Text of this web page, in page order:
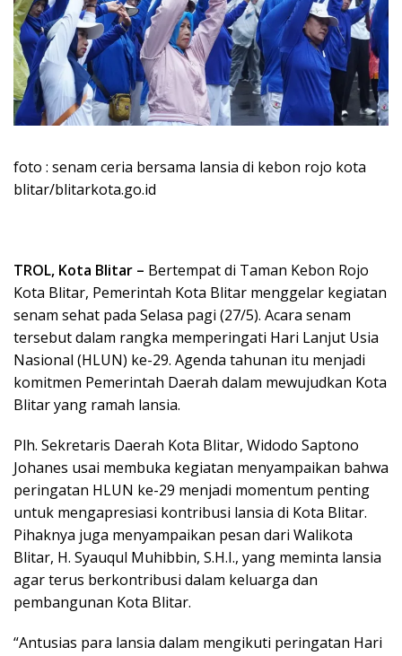
foto : senam ceria bersama lansia di kebon rojo kota
blitar/blitarkota.go.id
TROL, Kota Blitar – Bertempat di Taman Kebon Rojo
Kota Blitar, Pemerintah Kota Blitar menggelar kegiatan
senam sehat pada Selasa pagi (27/5). Acara senam
tersebut dalam rangka memperingati Hari Lanjut Usia
Nasional (HLUN) ke-29. Agenda tahunan itu menjadi
komitmen Pemerintah Daerah dalam mewujudkan Kota
Blitar yang ramah lansia.
Plh. Sekretaris Daerah Kota Blitar, Widodo Saptono
Johanes usai membuka kegiatan menyampaikan bahwa
peringatan HLUN ke-29 menjadi momentum penting
untuk mengapresiasi kontribusi lansia di Kota Blitar.
Pihaknya juga menyampaikan pesan dari Walikota
Blitar, H. Syauqul Muhibbin, S.H.I., yang meminta lansia
agar terus berkontribusi dalam keluarga dan
pembangunan Kota Blitar.
“Antusias para lansia dalam mengikuti peringatan Hari